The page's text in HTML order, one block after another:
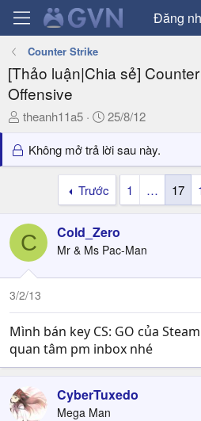
Đăng
Counter Strike
[Thảo luận|Chia sẻ]
Offensive
T
r
e
t
a
r
e
r
theanh11a5
N
à
y
ử
25/8/12
Không mở trả lời sau này.
Trước 1 … 17
C Cold_Zero
Mr & Ms Pac-Man
3/2/13
Mình bán key CS: GO của
quan tâm pm inbox nhé
CyberTuxedo
Mega Man